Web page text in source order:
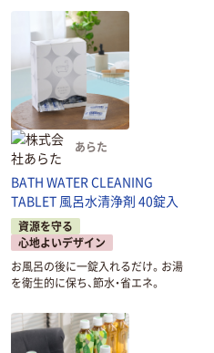
あらた
BATH WATER CLEANING
TABLET 風呂水清浄剤 40錠入
資源を守る
心地よいデザイン
お風呂の後に一錠入れるだけ。お湯
を衛生的に保ち、節水・省エネ。